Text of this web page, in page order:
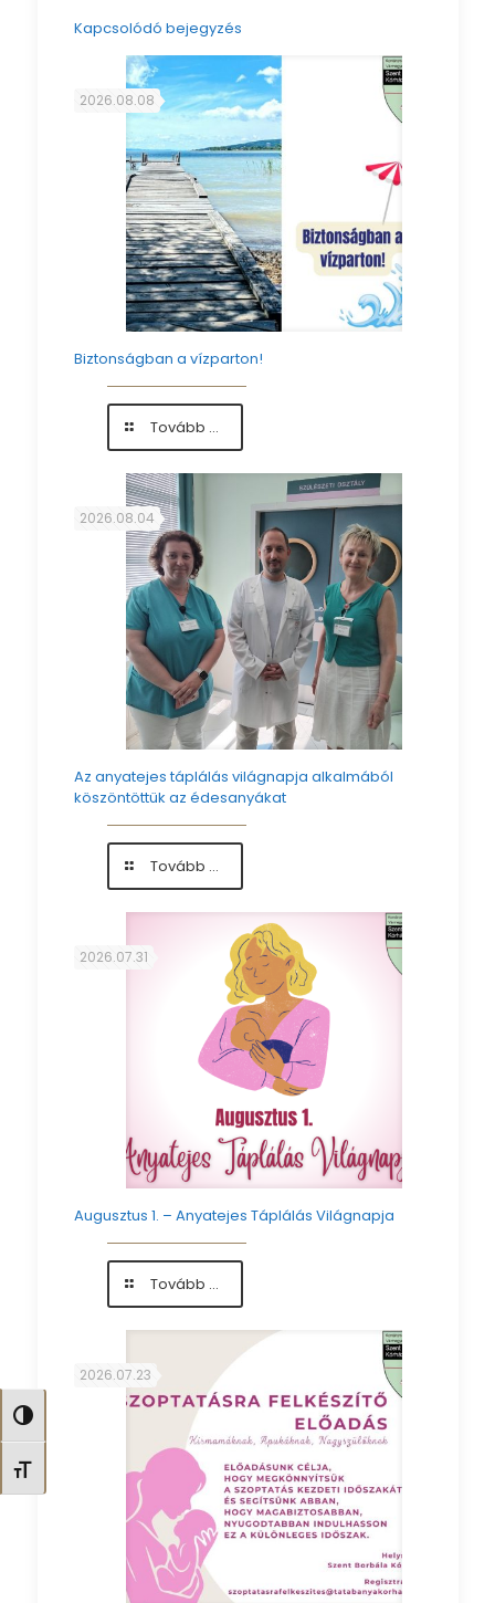
Nagy kontraszt váltása
Betűméret váltása
Kapcsolódó bejegyzés
2026.08.08
Biztonságban a vízparton!
Tovább ...-
Biztonságban
a
vízparton!
2026.08.04
Az anyatejes táplálás világnapja alkalmából
köszöntöttük az édesanyákat
Tovább ...-
Az
anyatejes
táplálás
világnapja
alkalmából
köszöntöttük
az
édesanyákat
2026.07.31
Augusztus 1. – Anyatejes Táplálás Világnapja
Tovább ...-
Augusztus
1.
Anyatejes
Táplálás
Világnapja
2026.07.23